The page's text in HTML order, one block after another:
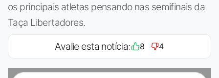
os principais atletas pensando nas semifinais da
Taça Libertadores.
Avalie esta notícia: 8 4